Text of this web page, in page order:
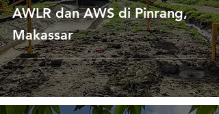
AWLR dan AWS di Pinrang,
Makassar